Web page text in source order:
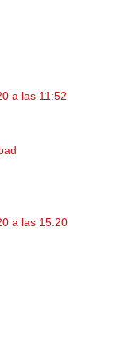
a las 11:52
a las 15:20